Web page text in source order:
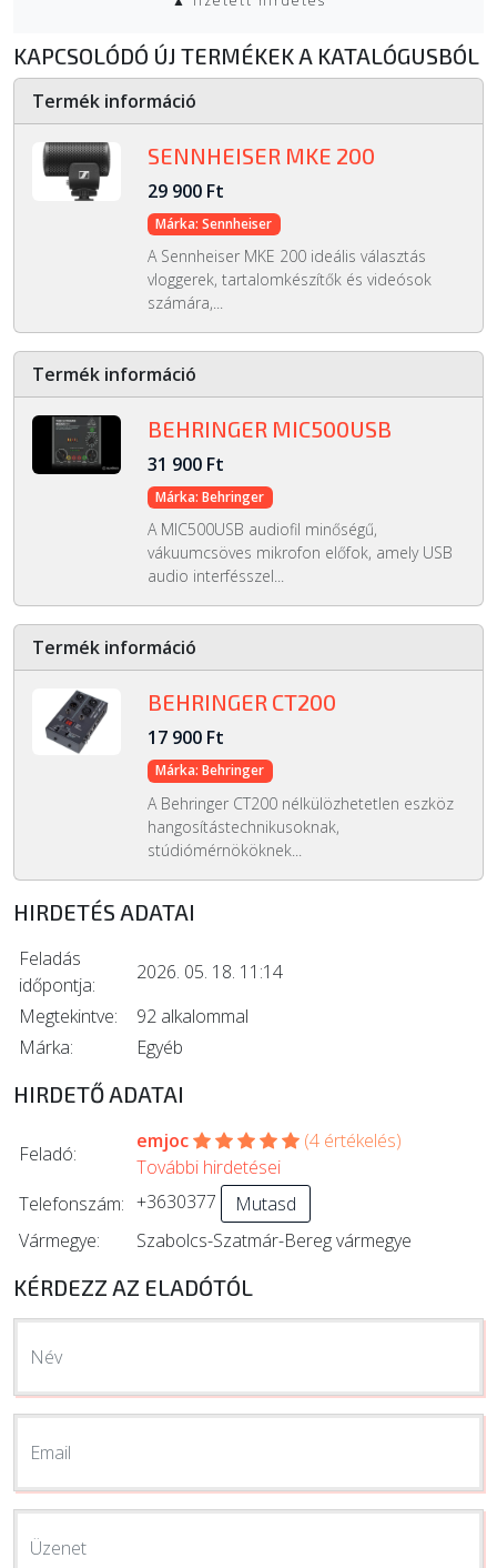
KAPCSOLÓDÓ ÚJ TERMÉKEK A KATALÓGUSBÓL
Termék információ
SENNHEISER MKE 200
29 900 Ft
Márka: Sennheiser
A Sennheiser MKE 200 ideális választás
vloggerek, tartalomkészítők és videósok
számára,...
Termék információ
BEHRINGER MIC500USB
31 900 Ft
Márka: Behringer
A MIC500USB audiofil minőségű,
vákuumcsöves mikrofon előfok, amely USB
audio interfésszel...
Termék információ
BEHRINGER CT200
17 900 Ft
Márka: Behringer
A Behringer CT200 nélkülözhetetlen eszköz
hangosítástechnikusoknak,
stúdiómérnököknek...
HIRDETÉS ADATAI
Feladás
időpontja:
2026. 05. 18. 11:14
Megtekintve:
92 alkalommal
Márka:
Egyéb
HIRDETŐ ADATAI
Feladó:
emjoc
(4 értékelés)
További hirdetései
Telefonszám: +3630377
Mutasd
Vármegye:
Szabolcs-Szatmár-Bereg vármegye
KÉRDEZZ AZ ELADÓTÓL
Név
Email
Üzenet